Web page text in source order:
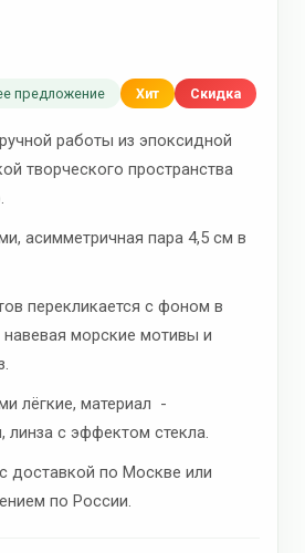
предложение Хит Скидка
работы из эпоксидной
творческого пространства
асимметричная пара 4,5 см в
перекликается с фоном в
морские мотивы и
лёгкие, материал -
с эффектом стекла.
доставкой по Москве или
по России.